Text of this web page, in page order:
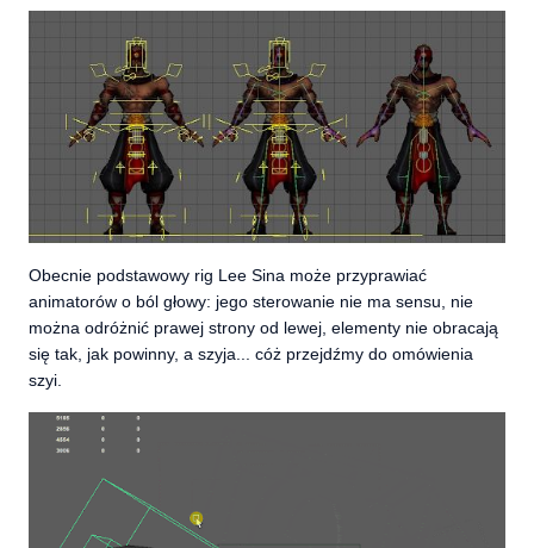
Obecnie podstawowy rig Lee Sina może przyprawiać
animatorów o ból głowy: jego sterowanie nie ma sensu, nie
można odróżnić prawej strony od lewej, elementy nie obracają
się tak, jak powinny, a szyja... cóż przejdźmy do omówienia
szyi.